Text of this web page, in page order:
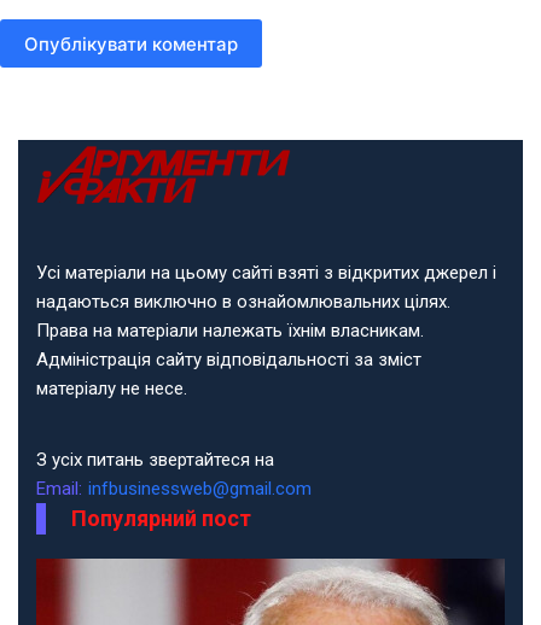
Опублікувати коментар
Усі матеріали на цьому сайті взяті з відкритих джерел і
надаються виключно в ознайомлювальних цілях.
Права на матеріали належать їхнім власникам.
Адміністрація сайту відповідальності за зміст
матеріалу не несе.
З усіх питань звертайтеся на
Email: infbusinessweb@gmail.com
Популярний пост